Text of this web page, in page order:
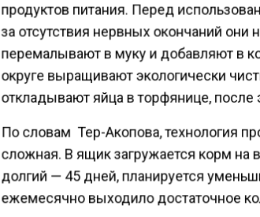
продуктов питания. Перед
за отсутствия нервных окончаний они
перемалывают в муку и добавляют в
округе выращивают экологически
откладывают яйца в торфянице, после
По словам Тер-Акопова, технология
сложная. В ящик загружается корм на
долгий — 45 дней, планируется
ежемесячно выходило достаточное